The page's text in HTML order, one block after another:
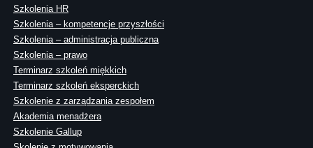
Szkolenia HR
Szkolenia – kompetencje przyszłości
Szkolenia – administracja publiczna
Szkolenia – prawo
Terminarz szkoleń miękkich
Terminarz szkoleń eksperckich
Szkolenie z zarządzania zespołem
Akademia menadżera
Szkolenie Gallup